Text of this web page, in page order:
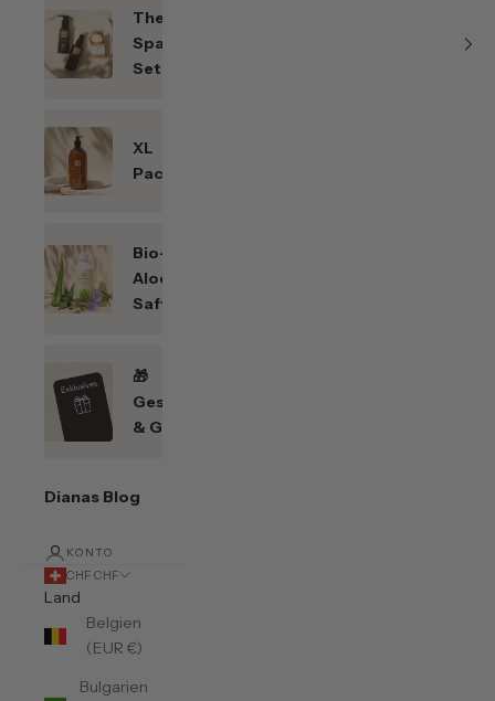
Themen-
Spar-
Sets
XL
Packungen
Bio-
Aloe
Saft
🎁
Geschenkefinder
& Gutscheine
Dianas Blog
KONTO
CHF CHF
Land
Belgien
(EUR €)
Bulgarien